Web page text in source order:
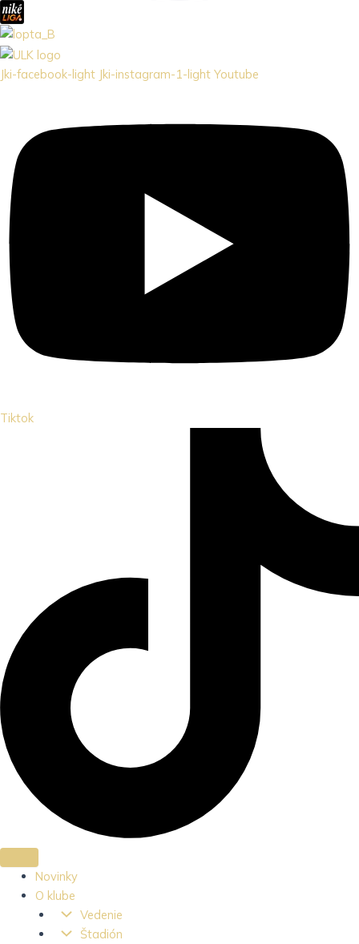
Jki-facebook-light Jki-instagram-1-light Youtube
Tiktok
Novinky
O klube
Vedenie
Štadión